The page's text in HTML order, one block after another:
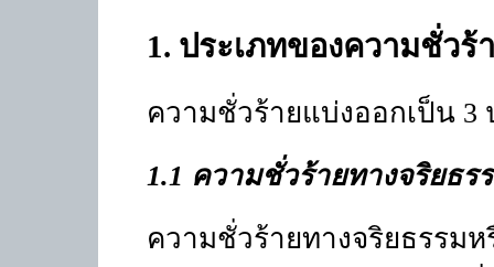
1. ประเภทของความชั่วร้
ความชั่วร้ายแบ่งออกเป็น 3
1.1 ความชั่วร้ายทางจริยธ
ความชั่วร้ายทางจริยธรรม